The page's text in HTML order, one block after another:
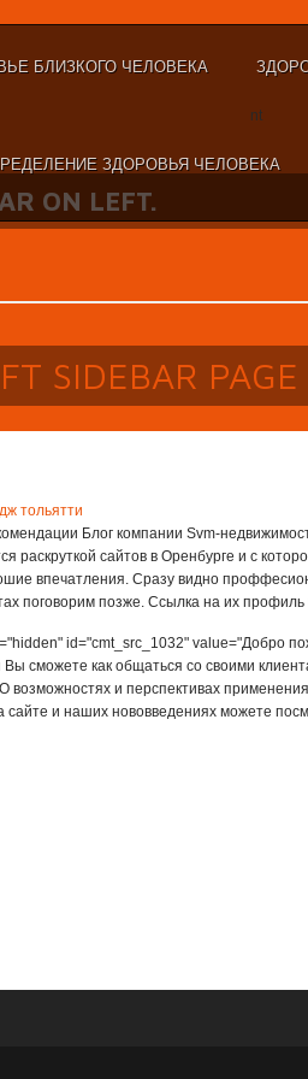
БЛИЗКОГО ЧЕЛОВЕКА
nt
ЗДОРОВЬЯ ЧЕЛОВЕКА
ON LEFT.
SIDEBAR PAGE
тольятти
Блог компании Svm-
раскруткой сайтов в Оренбурге и с
впечатления. Сразу видно
поговорим позже. Ссылка на их
id="cmt_src_1032" value="Добро
сможете как общаться со своими
возможностях и перспективах
сайте и наших нововведениях можете